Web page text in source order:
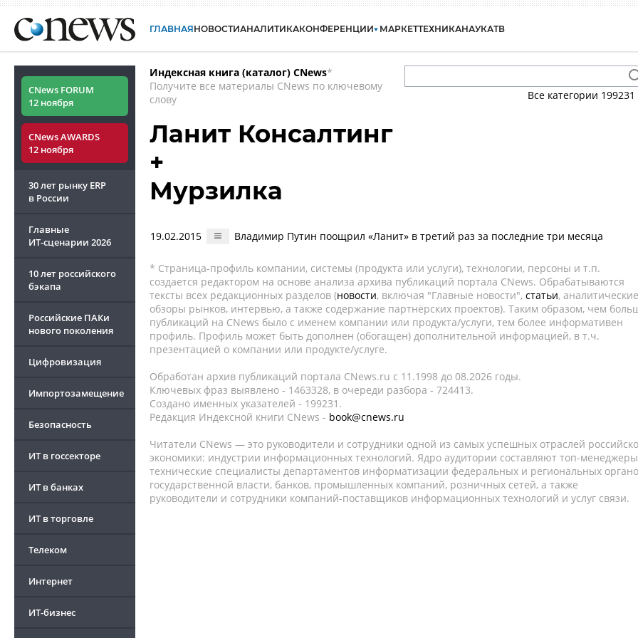
ГЛАВНАЯНОВОСТИАНАЛИТИКАКОНФЕРЕНЦИИ МАРКЕТТЕХНИКАНАУКАТВ
CNews FORUM
12 ноября
CNews AWARDS
12 ноября
30 лет рынку ERP
в России
Главные
ИТ-сценарии 2026
10 лет российского
бэкапа
Российские ПАКи
нового поколения
Цифровизация
Импортозамещение
Безопасность
ИТ в госсекторе
ИТ в банках
ИТ в торговле
Телеком
Интернет
ИТ-бизнес
Индексная книга (каталог) CNews*
Получите все материалы CNews по ключевому
слову
Все категории 199231
Ланит Консалтинг
+
Мурзилка
19.02.2015 Владимир Путин поощрил «Ланит» в третий раз за последние три месяца
* Страница-профиль компании, системы (продукта или услуги), технологии, персоны и т.п.
создается редактором на основе анализа архива публикаций портала CNews. Обрабатываются
тексты всех редакционных разделов (новости, включая "Главные новости", статьи, аналитические
обзоры рынков, интервью, а также содержание партнёрских проектов). Таким образом, чем
публикаций на CNews было с именем компании или продукта/услуги, тем более информативен
профиль. Профиль может быть дополнен (обогащен) дополнительной информацией, в т.ч.
презентацией о компании или продукте/услуге.
Обработан архив публикаций портала CNews.ru c 11.1998 до 08.2026 годы.
Ключевых фраз выявлено - 1463328, в очереди разбора - 724413.
Создано именных указателей - 199231.
Редакция Индексной книги CNews - book@cnews.ru
Читатели CNews — это руководители и сотрудники одной из самых успешных отраслей
экономики: индустрии информационных технологий. Ядро аудитории составляют топ-
технические специалисты департаментов информатизации федеральных и региональных
государственной власти, банков, промышленных компаний, розничных сетей, а также
руководители и сотрудники компаний-поставщиков информационных технологий и услуг связи.